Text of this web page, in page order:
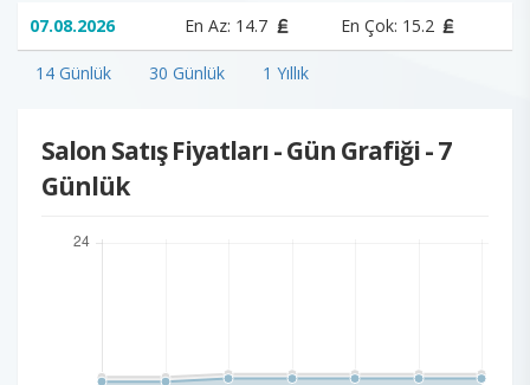
07.08.2026 En Az: 14.7 En Çok: 15.2
14 Günlük 30 Günlük 1 Yıllık
Salon Satış Fiyatları - Gün Grafiği - 7
Günlük